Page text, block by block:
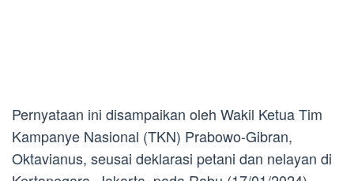
Pernyataan ini disampaikan oleh Wakil Ketua Tim
Kampanye Nasional (TKN) Prabowo-Gibran,
Oktavianus, seusai deklarasi petani dan nelayan di